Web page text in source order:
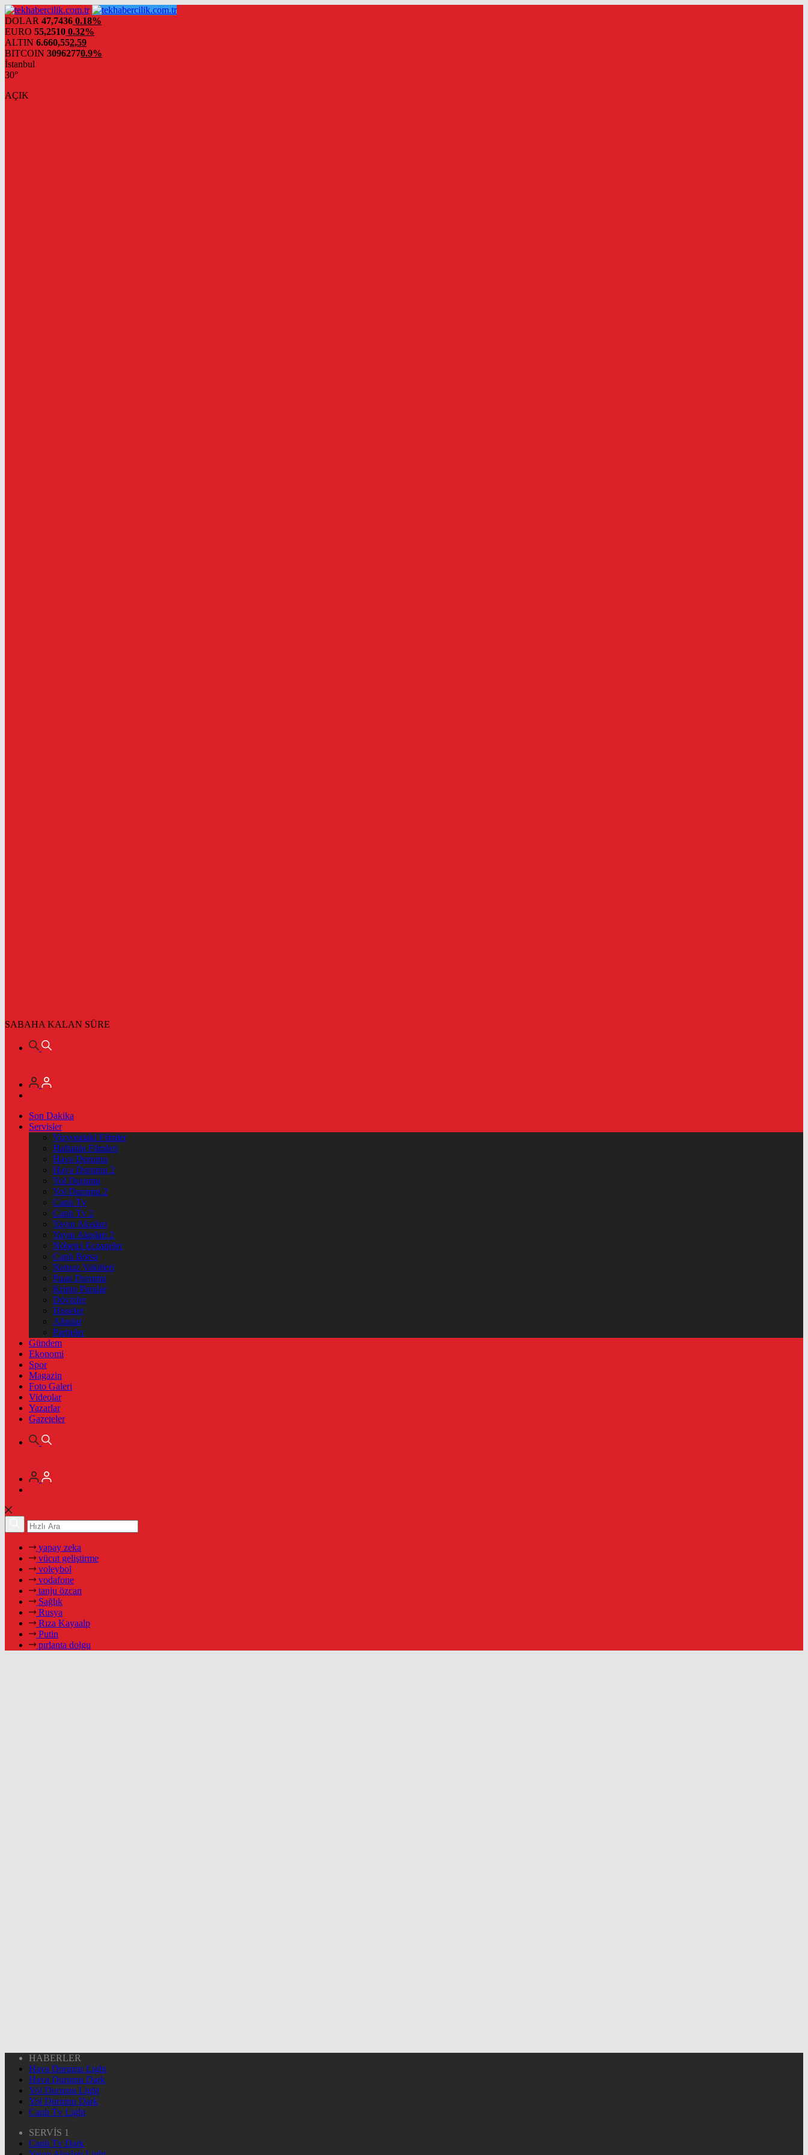
DOLAR 47,7436 0.18%
EURO 55,2510 0.32%
ALTIN 6.660,552,59
BITCOIN 30962770.9%
İstanbul
30°
AÇIK
SABAHA KALAN SÜRE
Son Dakika
Servisler
Vizyondaki Filmler
Haftanin Filmleri
Hava Durumu
Hava Durumu 2
Yol Durumu
Yol Durumu 2
Canlı Tv
Canlı Tv 2
Yayın Akışları
Yayın Akışları 2
Nöbetçi Eczaneler
Canlı Borsa
Namaz Vakitleri
Puan Durumu
Kripto Paralar
Dövizler
Hisseler
Altınlar
Pariteler
Gündem
Ekonomi
Spor
Magazin
Foto Galeri
Videolar
Yazarlar
Gazeteler
yapay zeka
vücut geliştirme
voleybol
vodafone
tanju özcan
Sağlık
Rusya
Rıza Kayaalp
Putin
pırlanta dolgu
HABERLER
Hava Durumu Light
Hava Durumu Dark
Yol Durumu Light
Yol Durumu Dark
Canlı Tv Light
SERVİS 1
Canlı Tv Dark